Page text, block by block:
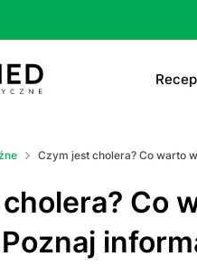
Czym jest cholera? Co warto
Co